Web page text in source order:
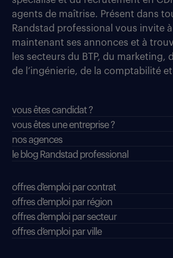
agents de maîtrise. Présent dans
Randstad professional vous invite
maintenant ses annonces et à
les secteurs du BTP, du marketing,
de l’ingénierie, de la comptabilité
vous êtes candidat ?
vous êtes une entreprise ?
nos agences
le blog Randstad professional
offres d'emploi par contrat
offres d'emploi par région
offres d'emploi par secteur
offres d’emploi par ville